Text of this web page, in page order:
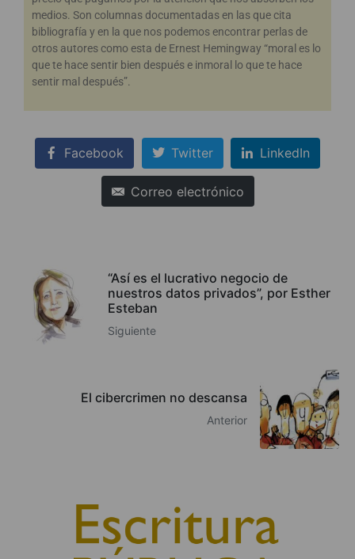
medios. Son columnas documentadas en las que cita
bibliografía y en la que nos podemos encontrar perlas de
otros autores como esta de Ernest Hemingway “moral es lo
que te hace sentir bien después e inmoral lo que te hace
sentir mal después”.
Facebook Twitter LinkedIn
Correo electrónico
“Así es el lucrativo negocio de
nuestros datos privados”, por Esther
Esteban
Siguiente
El cibercrimen no descansa
Anterior